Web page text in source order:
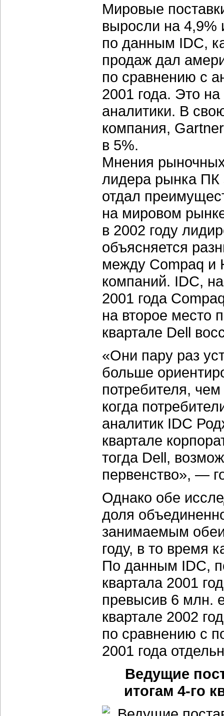
Мировые
выросли на 4,9%
по данным IDC,
продаж дал
по сравнению с
2001 года. Это
аналитики. В
компания,
в 5%.
Мнения
лидера рынка ПК
отдал
на мировом
в 2002 году
объясняется
между Compaq и
компаний. IDC,
2001 года
на второе место
квартале Dell
«Они пару раз
больше
потребителя,
когда
аналитик IDC
квартале
тогда Dell,
первенство», —
Однако обе
доля
занимаемым
году, в то время
По данным IDC,
квартала 2001
превысив 6 млн.
квартале 2002
по сравнению с
2001 года
Ведущие
итогам 4-го